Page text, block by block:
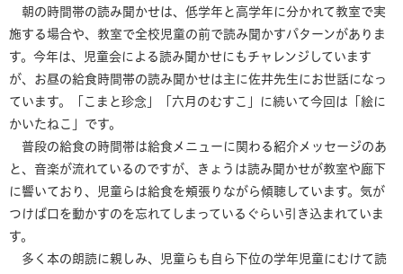
朝の時間帯の読み聞かせは、低学年と高学年に分かれて教室で実
施する場合や、教室で全校児童の前で読み聞かすパターンがありま
す。今年は、児童会による読み聞かせにもチャレンジしています
が、お昼の給食時間帯の読み聞かせは主に佐井先生にお世話になっ
ています。「こまと珍念」「六月のむすこ」に続いて今回は「絵に
かいたねこ」です。
普段の給食の時間帯は給食メニューに関わる紹介メッセージのあ
と、音楽が流れているのですが、きょうは読み聞かせが教室や廊下
に響いており、児童らは給食を頬張りながら傾聴しています。気が
つけば口を動かすのを忘れてしまっているぐらい引き込まれていま
す。
多く本の朗読に親しみ、児童らも自ら下位の学年児童にむけて読